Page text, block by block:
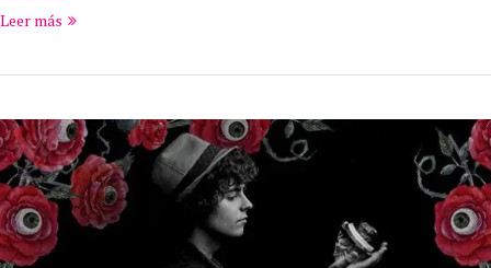
Leer más